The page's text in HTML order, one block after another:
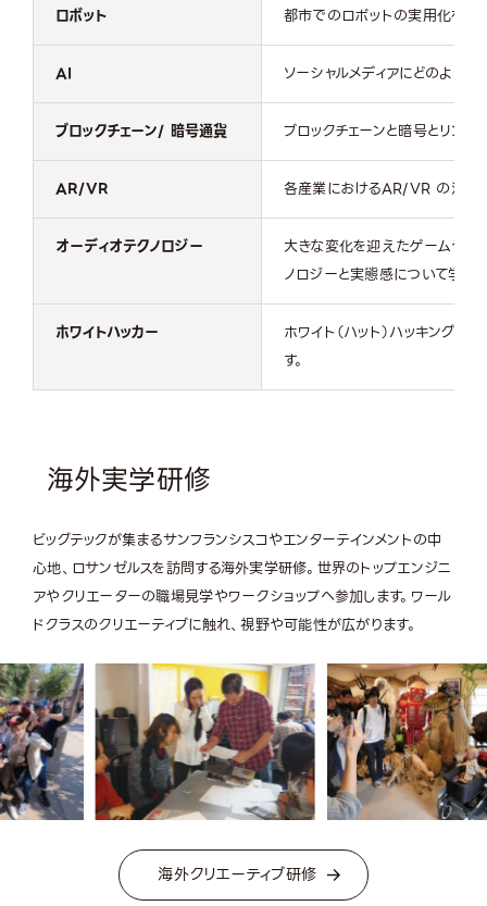
ロボット 都市でのロボットの実用化を考
AI ソーシャルメディアにどのよう
ブロックチェーン/ 暗号通貨 ブロックチェーンと暗号とリン
AR/VR 各産業におけるAR/VR の活用
オーディオテクノロジー
大きな変化を迎えたゲームや映
ノロジーと実態感について学び
ホワイトハッカー
ホワイト（ハット）ハッキング
す。
海外実学研修
ビッグテックが集まるサンフランシスコやエンターテインメントの中
心地、ロサンゼルスを訪問する海外実学研修。世界のトップエンジニ
アやクリエーターの職場見学やワークショップへ参加します。ワール
ドクラスのクリエーティブに触れ、視野や可能性が広がります。
海外クリエーティブ研修